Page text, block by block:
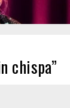
chispa”